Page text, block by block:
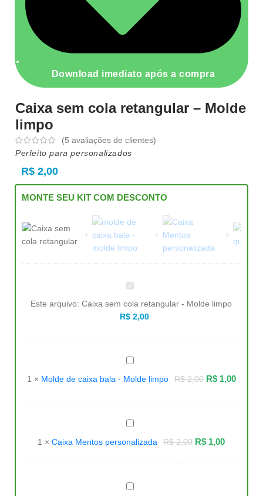
Download imediato após a compra
Caixa sem cola retangular – Molde
limpo
(5 avaliações de clientes)
Perfeito para personalizados
R$ 2,00
MONTE SEU KIT COM DESCONTO
Caixa
sem
cola
retangular
-
Este arquivo:Caixa sem cola retangular - Molde limpo
R$2,00
Molde
de
bala
1 × Molde de caixa bala - Molde limpo R$2,00 R$1,00
Caixa
Mentos
personalizada
1 ×Caixa Mentos personalizada R$2,00 R$ 1,00
Caixinhas
quadradas